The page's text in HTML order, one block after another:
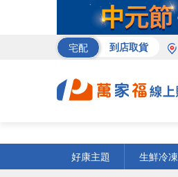
宅配 到店取貨
好康主題
生鮮冷凍